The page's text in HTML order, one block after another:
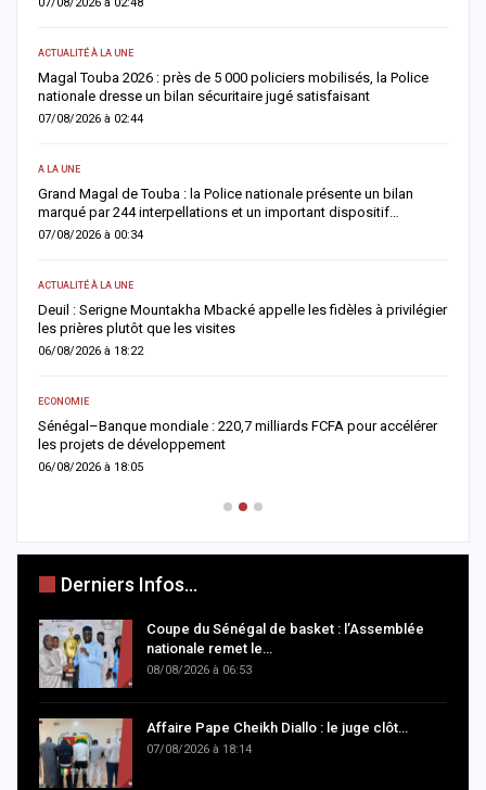
ACTUALITÉ À LA UNE
Magal Touba 2026 : près de 5 000 policiers mobilisés, la Police
nationale dresse un bilan sécuritaire jugé satisfaisant
07/08/2026 à 02:44
A LA UNE
Grand Magal de Touba : la Police nationale présente un bilan
marqué par 244 interpellations et un important dispositif…
07/08/2026 à 00:34
ACTUALITÉ À LA UNE
Deuil : Serigne Mountakha Mbacké appelle les fidèles à privilégier
les prières plutôt que les visites
06/08/2026 à 18:22
ECONOMIE
Sénégal–Banque mondiale : 220,7 milliards FCFA pour accélérer
les projets de développement
06/08/2026 à 18:05
Derniers Infos...
Coupe du Sénégal de basket : l’Assemblée
nationale remet le…
08/08/2026 à 06:53
Affaire Pape Cheikh Diallo : le juge clôt…
07/08/2026 à 18:14